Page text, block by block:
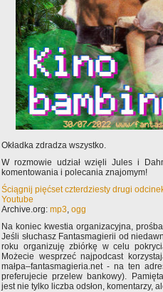
Okładka zdradza wszystko.
W rozmowie udział wzięli Jules i
komentowania i polecania znajomym!
Ściągnij pięćset czterdziesty drugi
Youtube
Archive.org: mp3, ogg
Na koniec kwestia organizacyjna,
Jeśli słuchasz Fantasmagierii od
roku organizuję zbiórkę w celu
Możecie wesprzeć najpodcast
małpa–fantasmagieria.net - na ten
preferujecie przelew bankowy).
jest nie tylko liczba odsłon, komentarzy,